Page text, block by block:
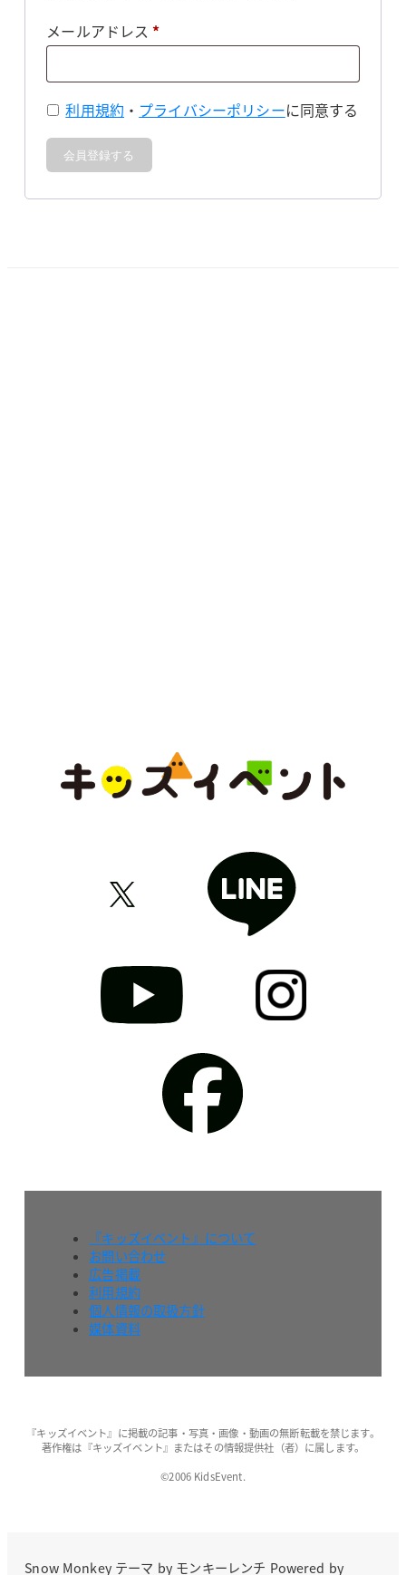
メールアドレス *必
利用規約 ・ プライバシーポリシーに同意する
会員登録する
『キッズイベント』について
お問い合わせ
広告掲載
利用規約
個人情報の取扱方針
媒体資料
『キッズイベント』に掲載の記事・写真・画像・動画の無断転載を禁じます。
著作権は『キッズイベント』またはその情報提供社（者）に属します。
©2006 KidsEvent.
Snow Monkeyテーマ by モンキーレンチ Powered by